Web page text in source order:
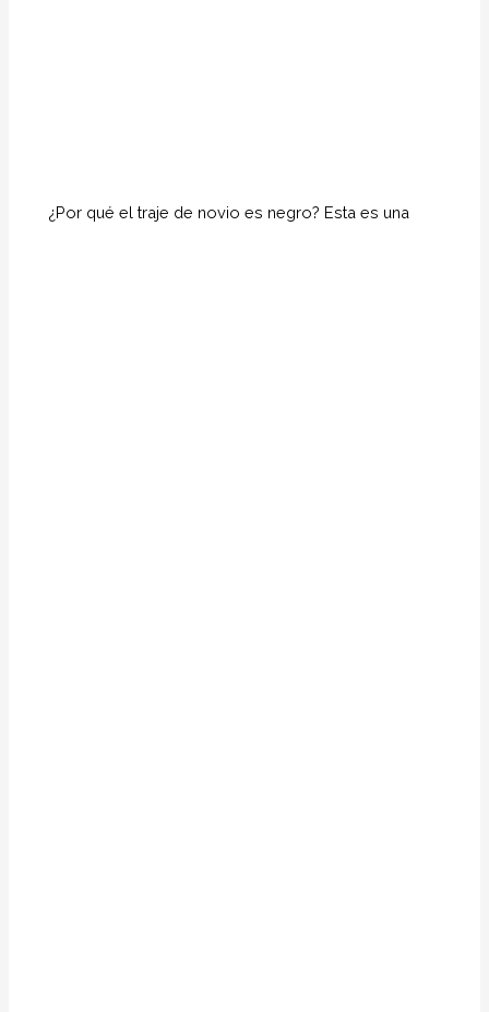
¿Por qué el traje de novio es negro? Esta es una